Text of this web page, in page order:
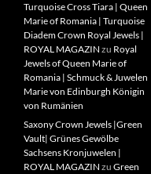
Turquoise Cross Tiara | Queen
Marie of Romania | Turquoise
Diadem Crown Royal Jewels |
ROYAL MAGAZIN zu Royal
Jewels of Queen Marie of
Romania | Schmuck & Juwelen
Marie von Edinburgh Königin
von Rumänien
Saxony Crown Jewels |Green
Vault| Grünes Gewölbe
Sachsens Kronjuwelen |
ROYAL MAGAZIN zu Green